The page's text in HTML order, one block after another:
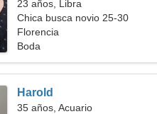
23 años, Libra
Chica busca novio 25-30
Florencia
Boda
Harold
35 años, Acuario